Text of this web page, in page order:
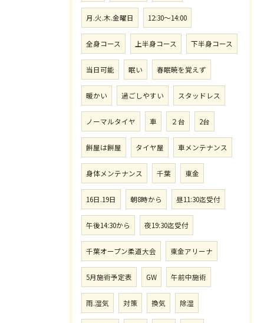
月.火.木.金曜日 12:30〜14:00
全身コース 上半身コース 下半身コース
当日可能 眠い 春眠暁を覚えず
暖かい 過ごしやすい スタッドレス
ノーマルタイヤ 車 ２台 2台
餅屋は餅屋 タイヤ屋 車メンテナンス
身体メンテナンス 千葉 東金
16日.19日 朝8時から 昼11:30迄受付
午後14:30から 夜19:30迄受付
千葉オープン柔道大会 東金アリーナ
5月施術予定表 GW 午前中施術
雨.湿気 対策 換気 除湿